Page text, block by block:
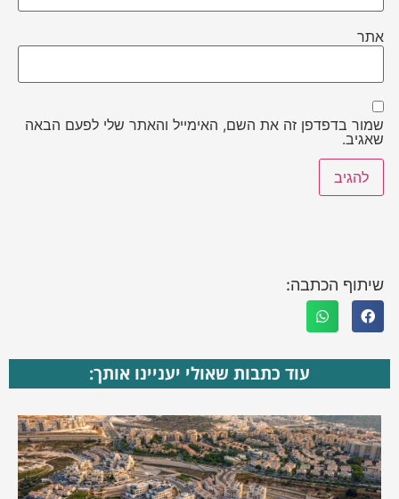
אתר
שמור בדפדפן זה את השם, האימייל והאתר שלי לפעם הבאה
שאגיב.
שיתוף הכתבה:
עוד כתבות שאולי יעניינו אותך: